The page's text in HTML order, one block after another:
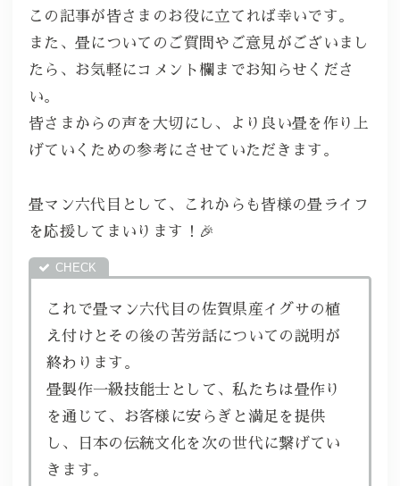
この記事が皆さまのお役に立てれば幸いです。
また、畳についてのご質問やご意見がございまし
たら、お気軽にコメント欄までお知らせくださ
い。
皆さまからの声を大切にし、より良い畳を作り上
げていくための参考にさせていただきます。
畳マン六代目として、これからも皆様の畳ライフ
を応援してまいります！🎉
これで畳マン六代目の佐賀県産イグサの植
え付けとその後の苦労話についての説明が
終わります。
畳製作一級技能士として、私たちは畳作り
を通じて、お客様に安らぎと満足を提供
し、日本の伝統文化を次の世代に繋げてい
きます。